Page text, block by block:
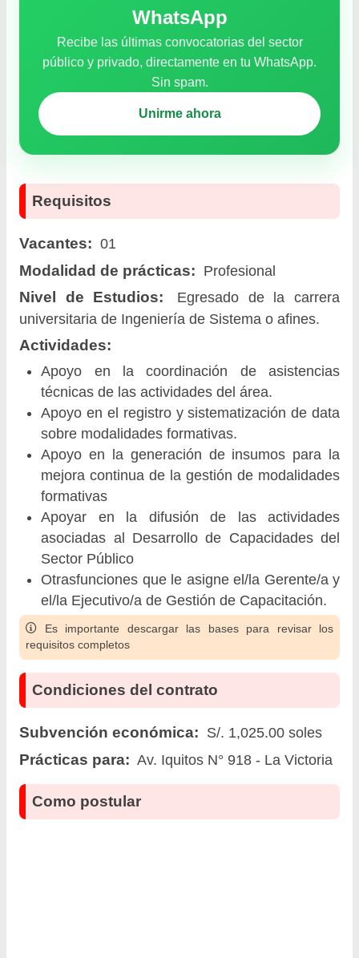
WhatsApp
Recibe las últimas convocatorias del sector
público y privado, directamente en tu WhatsApp.
Sin spam.
Unirme ahora
Requisitos
Vacantes: 01
Modalidad de prácticas: Profesional
Nivel de Estudios:
Egresado de la carrera
universitaria de Ingeniería de Sistema o afines.
Actividades:
Apoyo en la coordinación de asistencias
técnicas de las actividades del área.
Apoyo en el registro y sistematización de data
sobre modalidades formativas.
Apoyo en la generación de insumos para la
mejora continua de la gestión de modalidades
formativas
Apoyar en la difusión de las actividades
asociadas al Desarrollo de Capacidades del
Sector Público
Otrasfunciones que le asigne el/la Gerente/a y
el/la Ejecutivo/a de Gestión de Capacitación.
Es importante descargar las bases para revisar los
requisitos completos
Condiciones del contrato
Subvención económica: S/. 1,025.00 soles
Prácticas para: Av. Iquitos N° 918 - La Victoria
Como postular